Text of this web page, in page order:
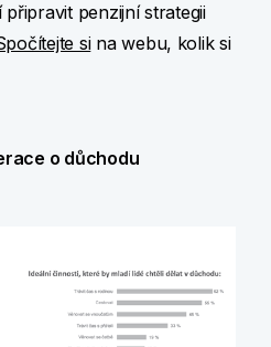
penzijní strategii
sina webu, kolik si
o důchodu